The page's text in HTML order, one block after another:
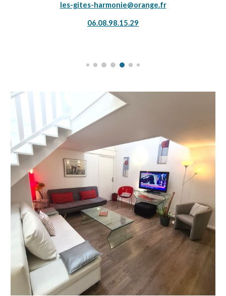
les-gites-harmonie@orange.fr
06.08.98.15.29